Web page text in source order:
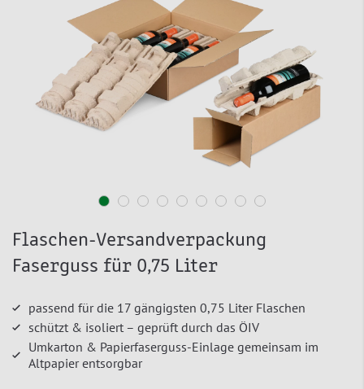
Flaschen-Versandverpackung
Faserguss für 0,75 Liter
passend für die 17 gängigsten 0,75 Liter Flaschen
schützt & isoliert – geprüft durch das ÖIV
Umkarton & Papierfaserguss-Einlage gemeinsam im
Altpapier entsorgbar